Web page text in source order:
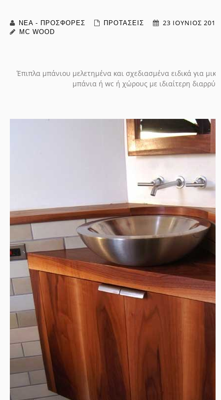
ΝΕΑ - ΠΡΟΣΦΟΡΕΣ ΠΡΟΤΑΣΕΙΣ 23 ΙΟΎΝΙΟΣ 2016
MC WOOD
Έπιπλα μπάνιου μελετημένα και σχεδιασμένα ειδικά για
μπάνια ή wc ή χώρους με ιδιαίτερη